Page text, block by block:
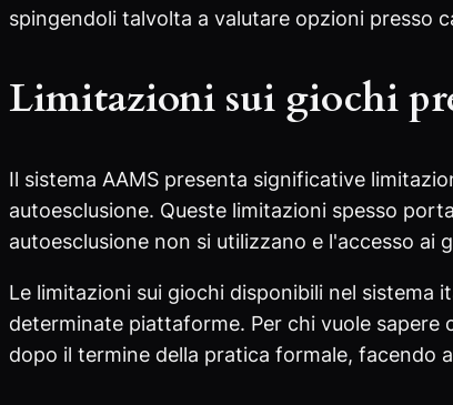
spingendoli talvolta a valutare opzioni presso
Limitazioni sui giochi
Il sistema AAMS presenta significative
autoesclusione. Queste limitazioni spesso
autoesclusione non si utilizzano e l'accesso ai
Le limitazioni sui giochi disponibili nel
determinate piattaforme. Per chi vuole
dopo il termine della pratica formale,